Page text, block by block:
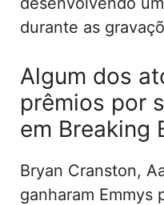
durante as
Algum dos
prêmios por
em Breaking
Bryan Cranston,
ganharam Emmys